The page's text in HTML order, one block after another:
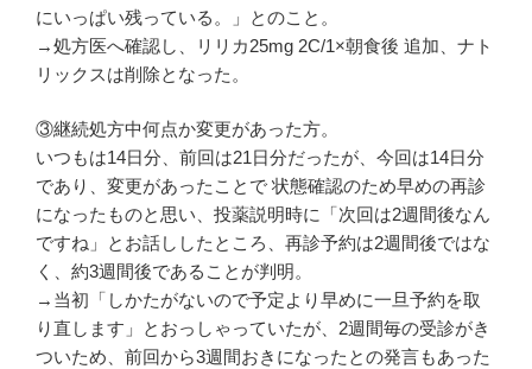
にいっぱい残っている。」とのこと。
→処方医へ確認し、リリカ25mg 2C/1×朝食後 追加、ナト
リックスは削除となった。
③継続処方中何点か変更があった方。
いつもは14日分、前回は21日分だったが、今回は14日分
であり、変更があったことで 状態確認のため早めの再診
になったものと思い、投薬説明時に「次回は2週間後なん
ですね」とお話ししたところ、再診予約は2週間後ではな
く、約3週間後であることが判明。
→当初「しかたがないので予定より早めに一旦予約を取
り直します」とおっしゃっていたが、2週間毎の受診がき
ついため、前回から3週間おきになったとの発言もあった